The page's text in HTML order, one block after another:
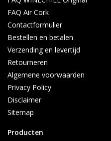
FAQ Air Cork
Contactformulier
Bestellen en betalen
Verzending en levertijd
Retourneren
Algemene voorwaarden
Privacy Policy
Disclaimer
Sitemap
Producten